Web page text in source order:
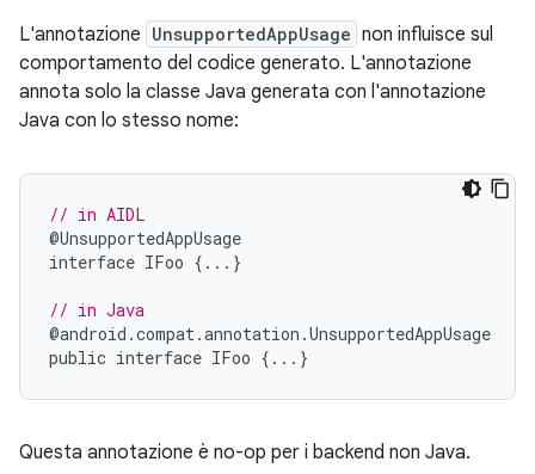
L'annotazione UnsupportedAppUsage non influisce sul
comportamento del codice generato. L'annotazione
annota solo la classe Java generata con l'annotazione
Java con lo stesso nome:
// in AIDL
@UnsupportedAppUsage
interface IFoo {...}
// in Java
@android .compat.annotation .UnsupportedAppUsage
public interface IFoo {...}
Questa annotazione è no-op per i backend non Java.